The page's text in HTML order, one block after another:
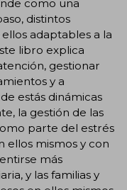
como una
distintos
adaptables a la
libro explica
gestionar
y a
estás dinámicas
la gestión de las
parte del estrés
ellos mismos y con
más
y las familias y